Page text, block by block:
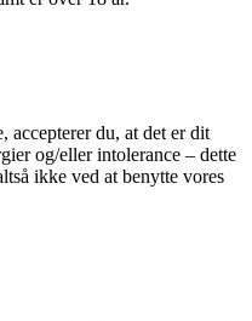
accepterer du, at det er dit
og/eller intolerance – dette
ikke ved at benytte vores